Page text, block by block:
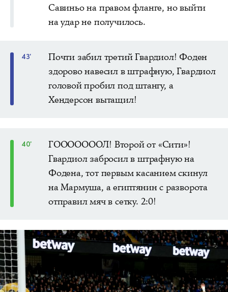
Савиньо на правом фланге, но выйти
на удар не получилось.
43'
Почти забил третий Гвардиол! Фоден
здорово навесил в штрафную, Гвардиол
головой пробил под штангу, а
Хендерсон вытащил!
40'
ГОООООООЛ! Второй от «Сити»!
Гвардиол забросил в штрафную на
Фодена, тот первым касанием скинул
на Мармуша, а египтянин с разворота
отправил мяч в сетку. 2:0!